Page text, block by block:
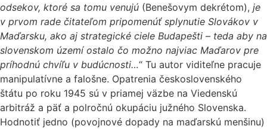
odsekov, ktoré sa tomu venujú (Benešovym dekrétom), je
v prvom rade čitateľom pripomenúť splynutie Slovákov v
Maďarsku, ako aj strategické ciele Budapešti – teda aby na
slovenskom území ostalo čo možno najviac Maďarov pre
príhodnú chvíľu v budúcnosti…“ Tu autor viditeľne pracuje
manipulatívne a falošne. Opatrenia československého
štátu po roku 1945 sú v priamej väzbe na Viedenskú
arbitráž a päť a polročnú okupáciu južného Slovenska.
Hodnotiť jedno (povojnové dopady na maďarskú menšinu)